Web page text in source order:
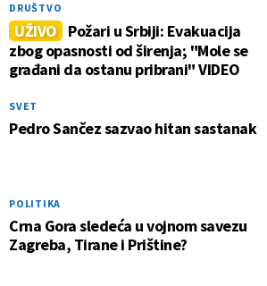
DRUŠTVO
UŽIVO Požari u Srbiji: Evakuacija
zbog opasnosti od širenja; "Mole se
građani da ostanu pribrani" VIDEO
SVET
Pedro Sančez sazvao hitan sastanak
POLITIKA
Crna Gora sledeća u vojnom savezu
Zagreba, Tirane i Prištine?